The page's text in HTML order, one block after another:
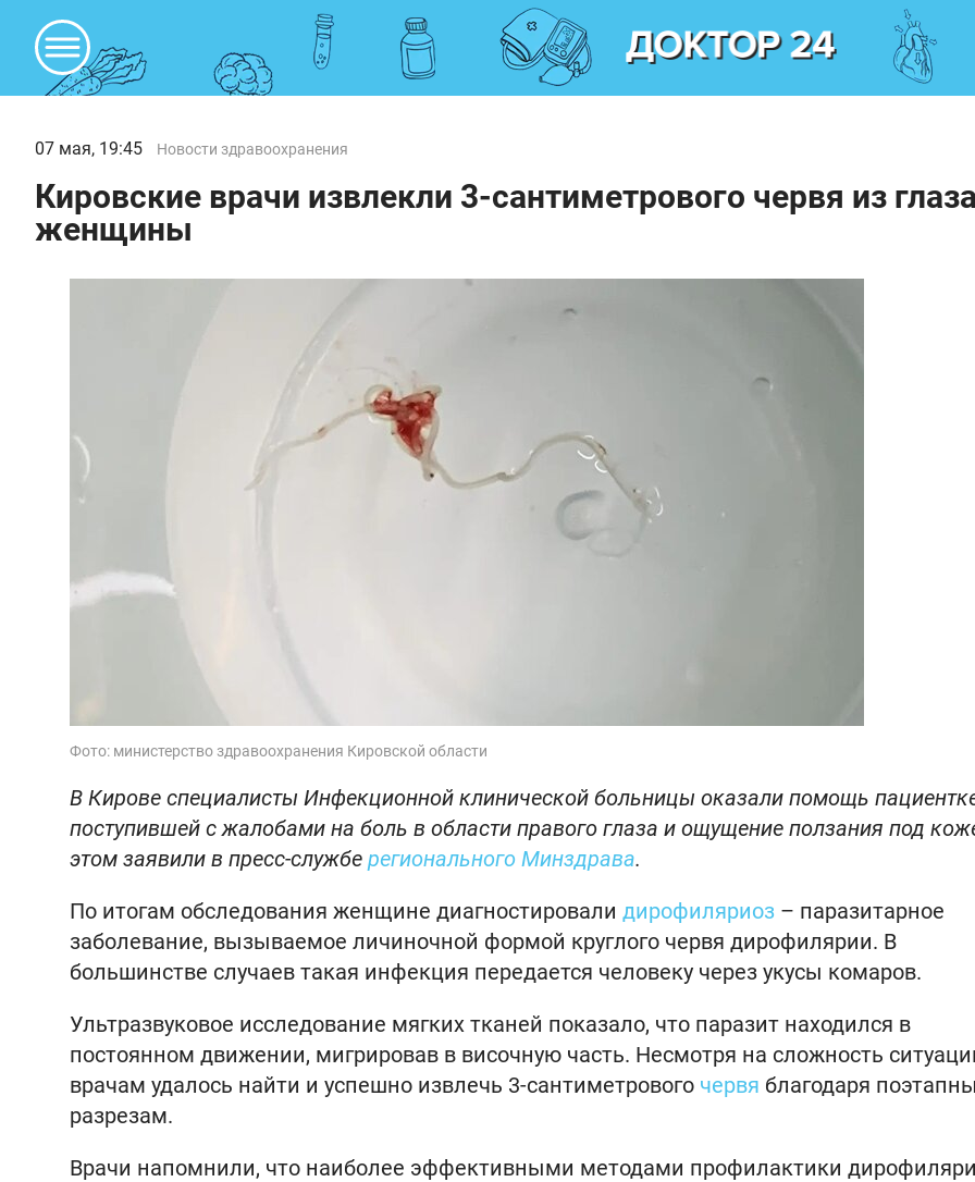
07 мая, 19:45 Новости здравоохранения
Кировские врачи извлекли 3-сантиметрового червя из
женщины
Фото: министерство здравоохранения Кировской области
В Кирове специалисты Инфекционной клинической больницы оказали помощь
поступившей с жалобами на боль в области правого глаза и ощущение ползания под
этом заявили в пресс-службе регионального Минздрава.
По итогам обследования женщине диагностировали дирофиляриоз – паразитарное
заболевание, вызываемое личиночной формой круглого червя дирофилярии. В
большинстве случаев такая инфекция передается человеку через укусы комаров.
Ультразвуковое исследование мягких тканей показало, что паразит находился в
постоянном движении, мигрировав в височную часть. Несмотря на сложность
врачам удалось найти и успешно извлечь 3-сантиметрового червя благодаря
разрезам.
Врачи напомнили, что наиболее эффективными методами профилактики